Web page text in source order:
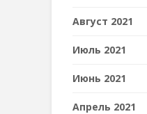
Август 2021
Июль 2021
Июнь 2021
Апрель 2021